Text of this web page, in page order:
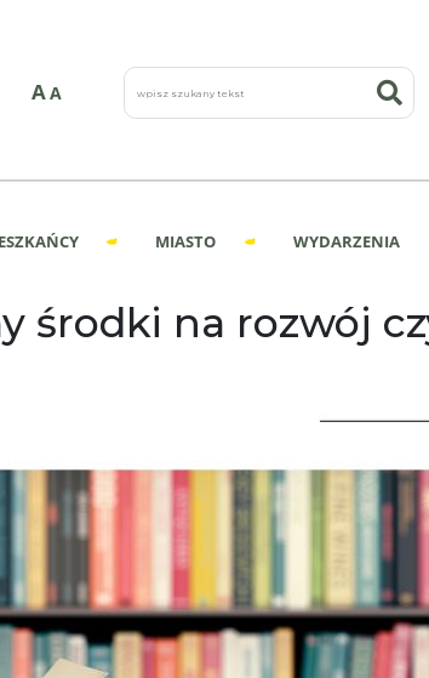
AA
wpisz szukany tekst
MIASTO WYDARZENIA
środki na rozwój